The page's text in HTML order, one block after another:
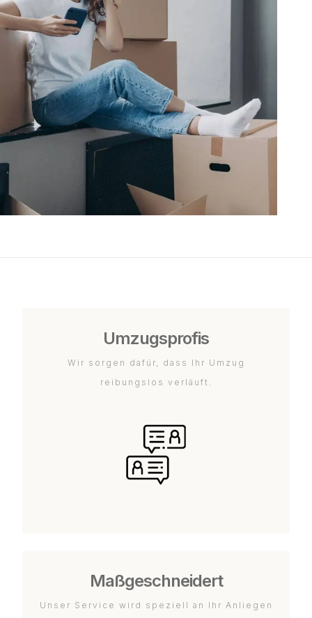
Umzugsprofis
Wir sorgen dafür, dass Ihr Umzug
reibungslos verläuft.
Maßgeschneidert
Unser Service wird speziell an Ihr Anliegen